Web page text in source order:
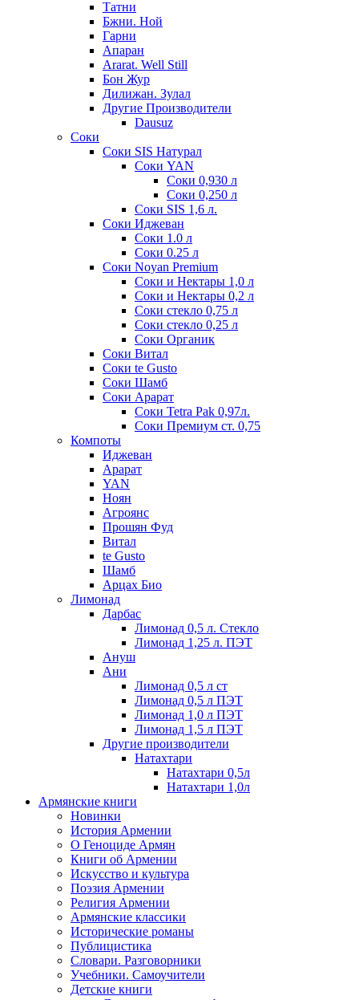
Татни
Бжни. Ной
Гарни
Апаран
Ararat. Well Still
Бон Жур
Дилижан. Зулал
Другие Производители
Dausuz
Соки
Соки SIS Натурал
Соки YAN
Соки 0,930 л
Соки 0,250 л
Соки SIS 1,6 л.
Соки Иджеван
Соки 1.0 л
Соки 0.25 л
Соки Noyan Premium
Соки и Нектары 1,0 л
Соки и Нектары 0,2 л
Соки стекло 0,75 л
Соки стекло 0,25 л
Соки Органик
Соки Витал
Соки te Gusto
Соки Шамб
Соки Арарат
Соки Tetra Pak 0,97л.
Соки Премиум ст. 0,75
Компоты
Иджеван
Арарат
YAN
Ноян
Агроянс
Прошян Фуд
Витал
te Gusto
Шамб
Арцах Био
Лимонад
Дарбас
Лимонад 0,5 л. Стекло
Лимонад 1,25 л. ПЭТ
Ануш
Ани
Лимонад 0,5 л ст
Лимонад 0,5 л ПЭТ
Лимонад 1,0 л ПЭТ
Лимонад 1,5 л ПЭТ
Другие производители
Натахтари
Натахтари 0,5л
Натахтари 1,0л
Армянские книги
Новинки
История Армении
О Геноциде Армян
Книги об Армении
Иcкусство и культура
Поэзия Армении
Религия Армении
Армянские классики
Исторические романы
Публицистика
Словари. Разговорники
Учебники. Самоучители
Детские книги